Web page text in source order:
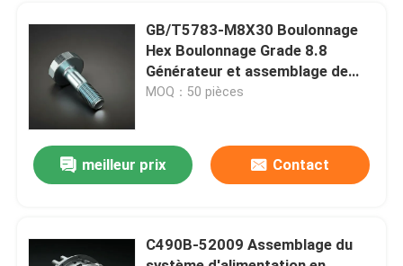
Contrôle de la qualité
Nous contacter
Demandez un devis
Montage du bloc moteur et accessoire
GB/T5783-M8X30 Boulonnage
Hex Boulonnage Grade 8.8
Générateur et assemblage de
ceinture
MOQ：50 pièces
meilleur prix Contact
C490B-52009 Assemblage du